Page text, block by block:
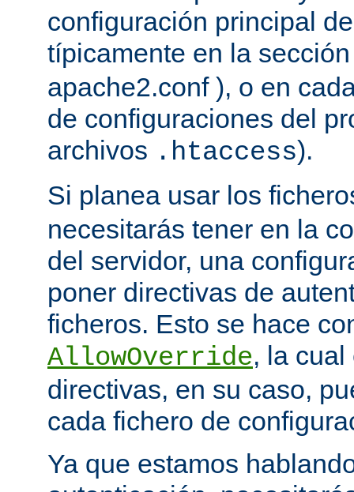
configuración principal
típicamente en la
apache2.conf ), o en
de configuraciones del
archivos .htaccess).
Si planea usar los
necesitarás tener en la
del servidor, una
poner directivas de
ficheros. Esto se hace
AllowOverride, la
directivas, en su caso,
cada fichero de
Ya que estamos